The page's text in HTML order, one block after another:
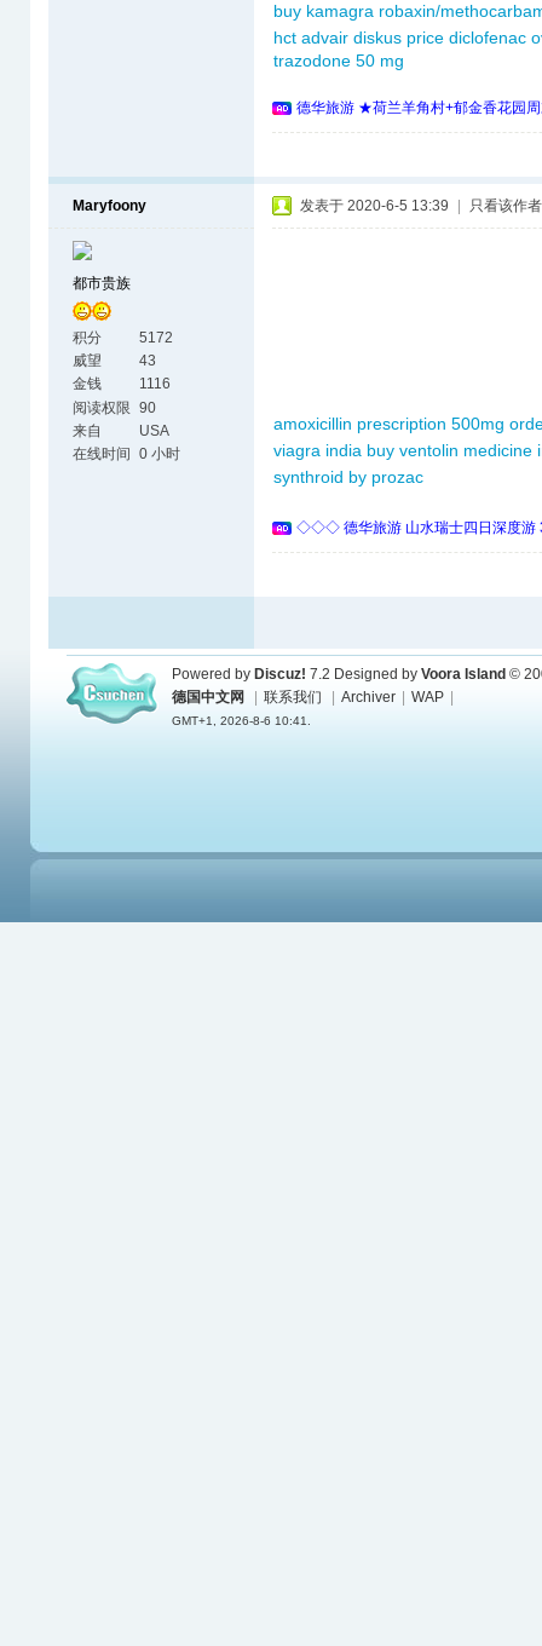
buy kamagra robaxin/
hct advair diskus price diclofenac
trazodone 50 mg
德华旅游 ★荷兰羊角村+郁金香花园
Maryfoony
都市贵族
积分
5172
威望
43
金钱
1116
阅读权限 90
来自
USA
在线时间
0 小时
发表于 2020-6-5 13:39 只看该作者
amoxicillin prescription 500mg
viagra india buy ventolin medicine
synthroid by prozac
◇◇◇ 德华旅游 山水瑞士四日深度
Powered by Discuz! 7.2 Designed by Voora Island ©
德国中文网
联系我们 Archiver WAP
GMT+1, 2026-8-6 10:41.